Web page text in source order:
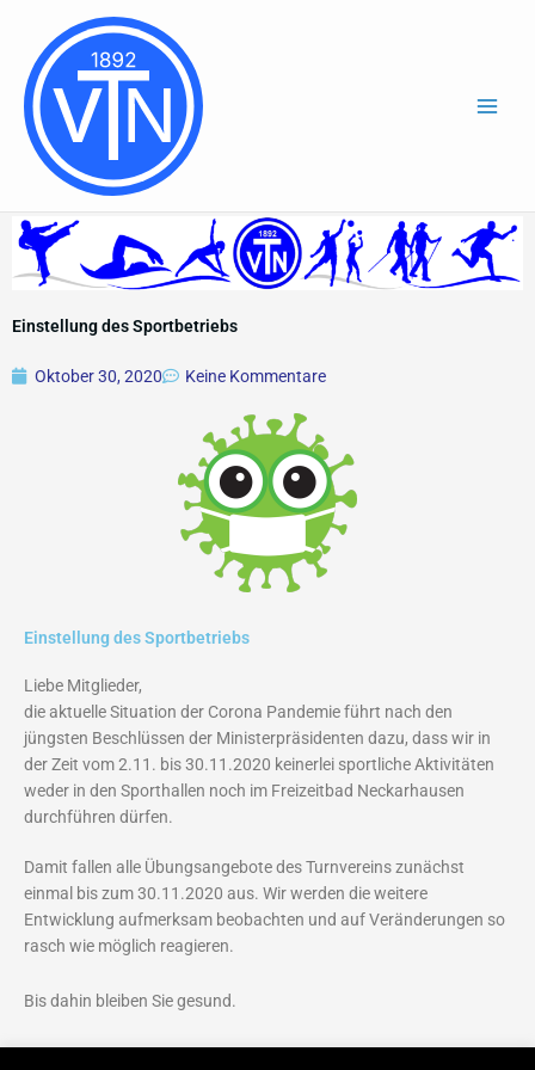
springen
Einstellung des Sportbetriebs
Oktober 30, 2020 Keine Kommentare
Einstellung des Sportbetriebs
Liebe Mitglieder,
die aktuelle Situation der Corona Pandemie führt nach den
jüngsten Beschlüssen der Ministerpräsidenten dazu, dass wir in
der Zeit vom 2.11. bis 30.11.2020 keinerlei sportliche Aktivitäten
weder in den Sporthallen noch im Freizeitbad Neckarhausen
durchführen dürfen.
Damit fallen alle Übungsangebote des Turnvereins zunächst
einmal bis zum 30.11.2020 aus. Wir werden die weitere
Entwicklung aufmerksam beobachten und auf Veränderungen so
rasch wie möglich reagieren.
Bis dahin bleiben Sie gesund.